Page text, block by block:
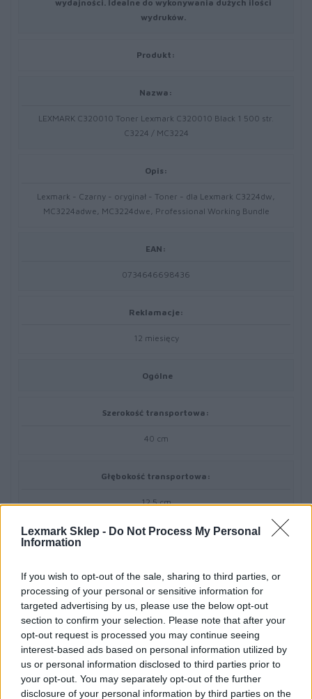
Lexmark Sklep - Do Not Process My Personal
Information
If you wish to opt-out of the sale, sharing to third parties, or
processing of your personal or sensitive information for
targeted advertising by us, please use the below opt-out
section to confirm your selection. Please note that after your
opt-out request is processed you may continue seeing
interest-based ads based on personal information utilized by
us or personal information disclosed to third parties prior to
your opt-out. You may separately opt-out of the further
disclosure of your personal information by third parties on the
wydajności. Idealne do wykonywania dużych ilości
wydruków.
Produkt:
Nazwa:
LEXMARK C320010 Toner Lexmark C320010 Black 1 500 str.
C3224 / MC3224
Opis:
Lexmark - Czarny - oryginał - Toner - dla Lexmark C3224dw,
MC3224adwe, MC3224dwe, Professional Working Bundle
EAN:
0734646698436
Reklamacje:
12 miesięcy
Ogólne
Szerokość transportowa:
40 cm
Głębokość transportowa:
12.5 cm
Wysokość transportowa:
Waga transportowa:
859 g
Materiał eksploatacyjny